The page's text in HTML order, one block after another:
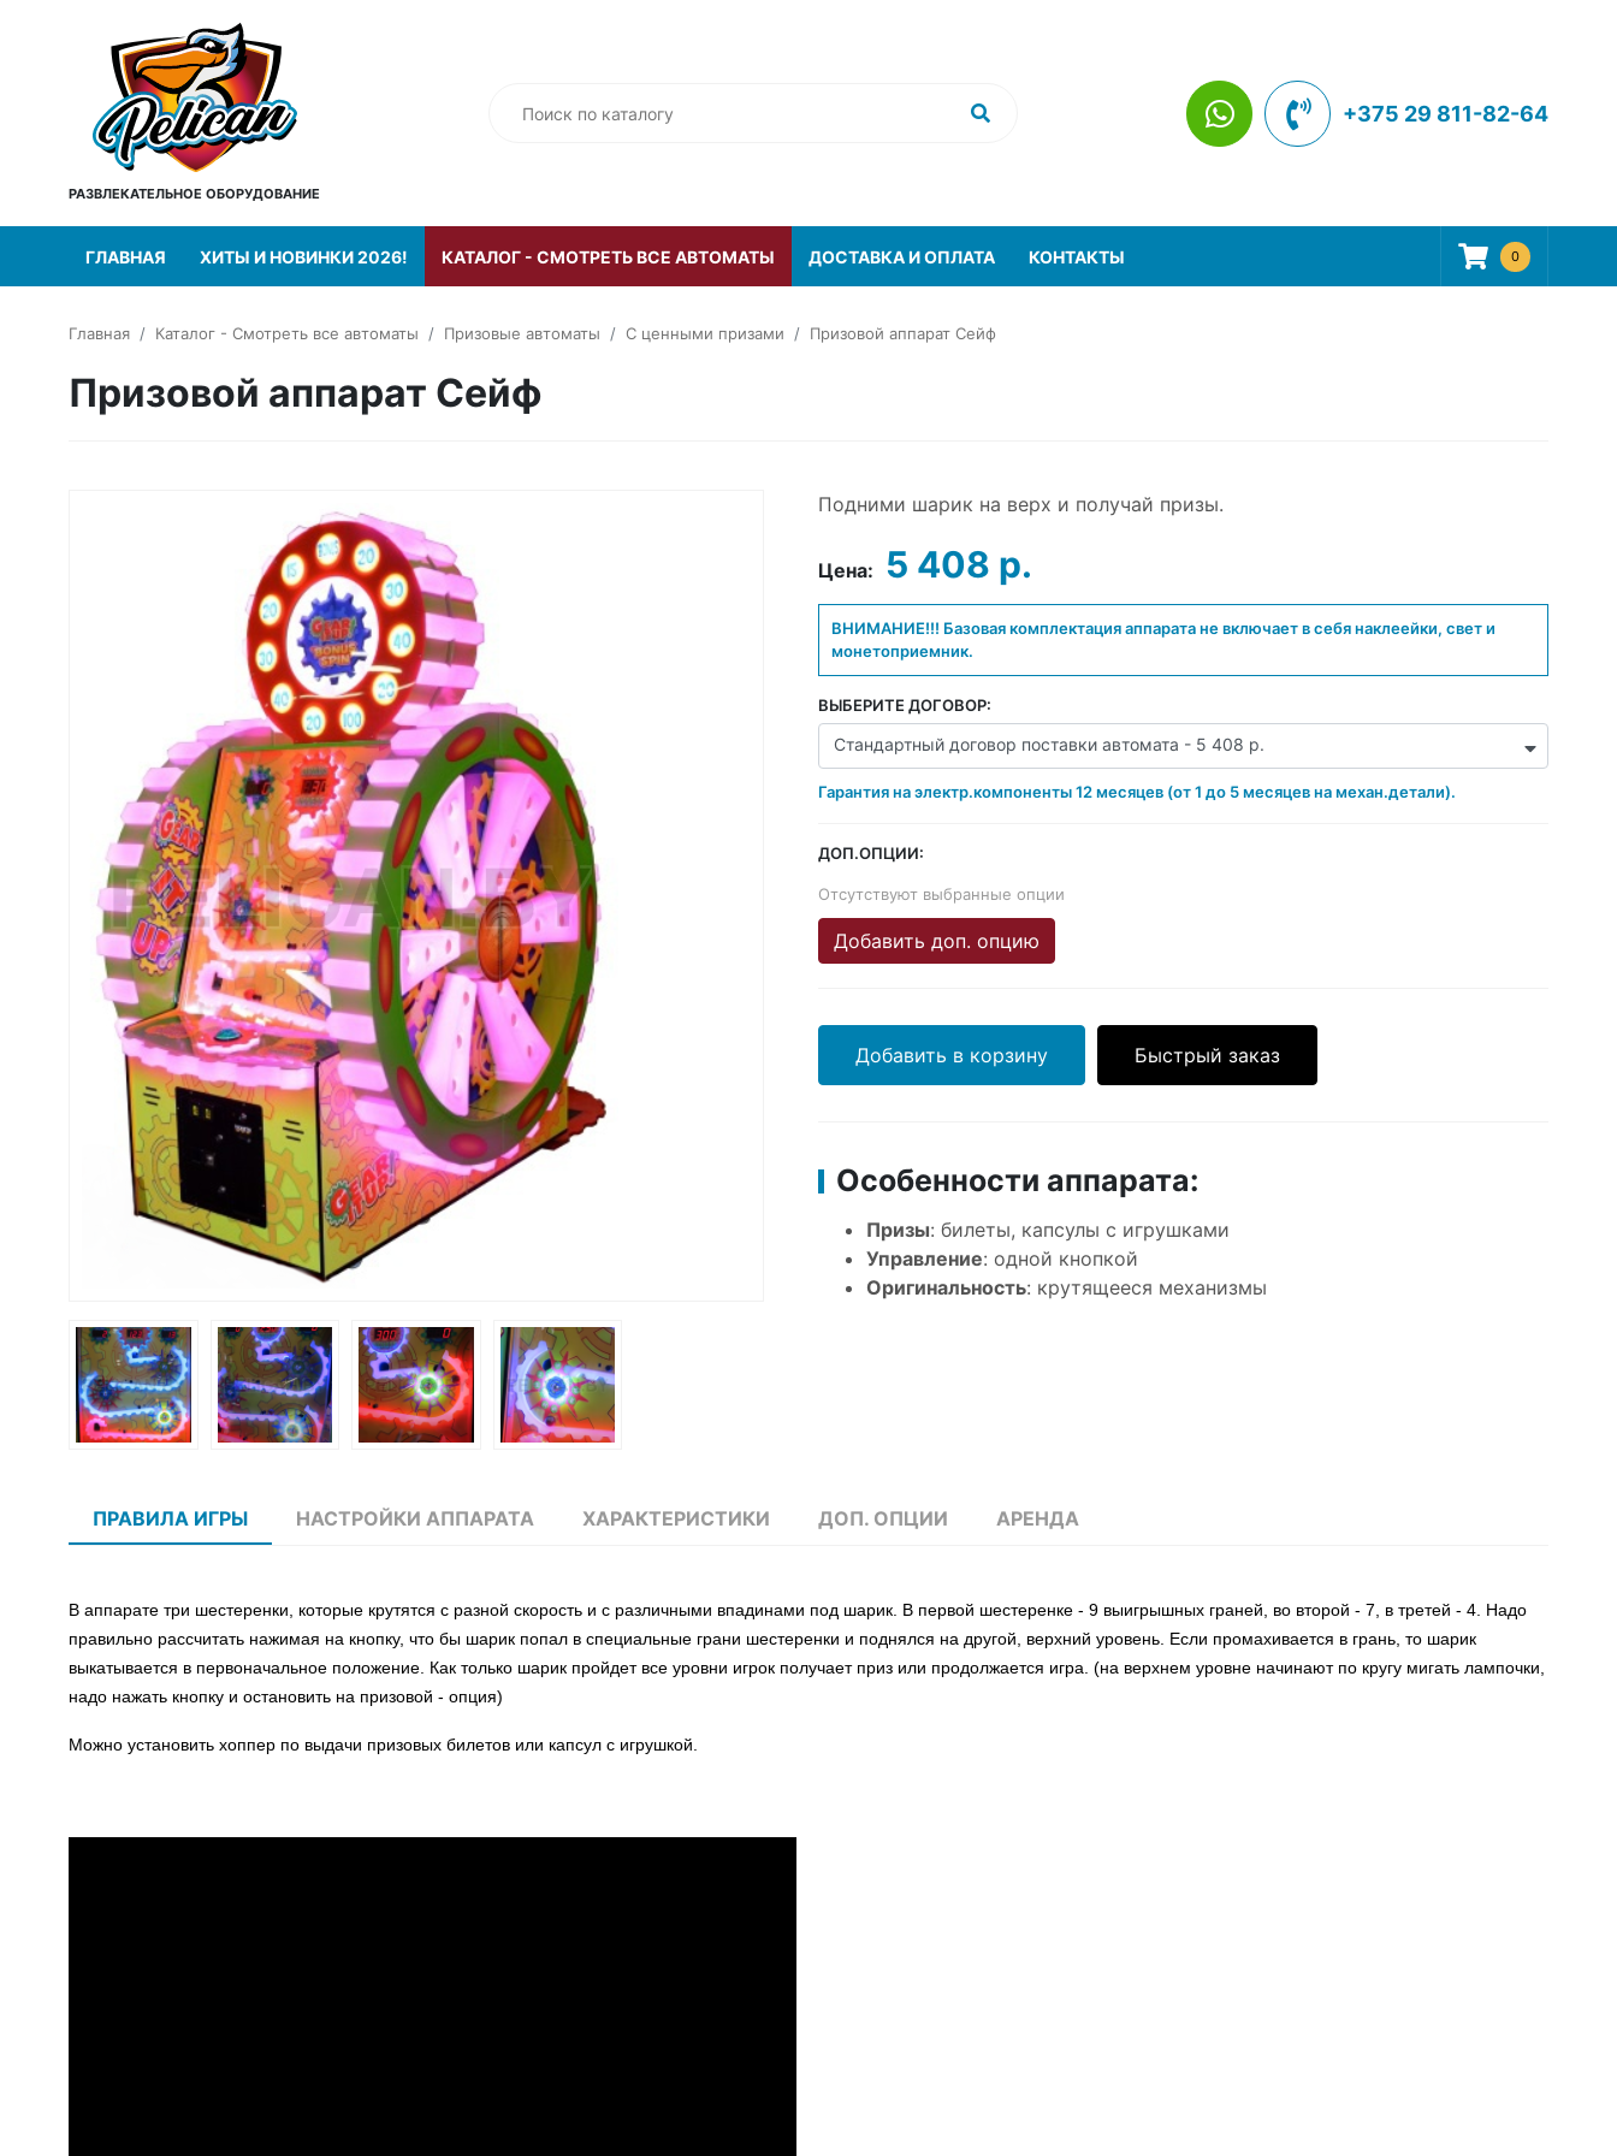
РАЗВЛЕКАТЕЛЬНОЕ ОБОРУДОВАНИЕ
+375 29 811-82-64
ГЛАВНАЯ ХИТЫ И НОВИНКИ 2026! КАТАЛОГ - СМОТРЕТЬ ВСЕ АВТОМАТЫ ДОСТАВКА И ОПЛАТА КОНТАКТЫ 0
Главная Каталог - Смотреть все автоматы Призовые автоматы С ценными призами Призовой аппарат Сейф
Призовой аппарат Сейф
Подними шарик на верх и получай призы.
Цена: 5 408 р.
ВНИМАНИЕ!!! Базовая комплектация аппарата не включает в себя наклеейки, свет и
монетоприемник.
ВЫБЕРИТЕ ДОГОВОР:
Стандартный договор поставки автомата - 5 408 р.
Гарантия на электр.компоненты 12 месяцев (от 1 до 5 месяцев на механ.детали).
ДОП.ОПЦИИ:
Отсутствуют выбранные опции
Добавить доп. опцию
Добавить в корзину Быстрый заказ
Особенности аппарата:
Призы: билеты, капсулы с игрушками
Управление: одной кнопкой
Оригинальность: крутящееся механизмы
ПРАВИЛА ИГРЫ НАСТРОЙКИ АППАРАТА ХАРАКТЕРИСТИКИ ДОП. ОПЦИИ АРЕНДА
В аппарате три шестеренки, которые крутятся с разной скорость и с различными впадинами под шарик. В первой шестеренке - 9 выигрышных граней, во второй - 7, в третей - 4. Надо
правильно рассчитать нажимая на кнопку, что бы шарик попал в специальные грани шестеренки и поднялся на другой, верхний уровень. Если промахивается в грань, то шарик
выкатывается в первоначальное положение. Как только шарик пройдет все уровни игрок получает приз или продолжается игра. (на верхнем уровне начинают по кругу мигать лампочки,
надо нажать кнопку и остановить на призовой - опция)
Можно установить хоппер по выдачи призовых билетов или капсул с игрушкой.